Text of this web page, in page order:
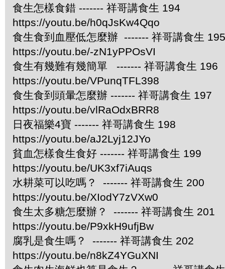
食生怎樣食錯 ------- 祥哥講食生 194
https://youtu.be/h0qJsKw4Qqo
食生食到血壓低怎麼辦 ------- 祥哥講食生 195
https://youtu.be/-zN1yPPOsVI
食生有幾難有幾簡單 ------- 祥哥講食生 196
https://youtu.be/VPunqTFL398
食生食到頭暈怎麼辦 ------- 祥哥講食生 197
https://youtu.be/vlRaOdxBRR8
日夜福樂4寶 ------- 祥哥講食生 198
https://youtu.be/aJ2Lyj12JYo
貧血怎樣食生食好 ------- 祥哥講食生 199
https://youtu.be/UK3xf7iAuqs
水耕菜可以吃嗎？ ------- 祥哥講食生 200
https://youtu.be/XIodY7zVXw0
食生太多糖怎麼辦？ ------- 祥哥講食生 201
https://youtu.be/P9xkH9ufjBw
腐乳是食生嗎？ ------- 祥哥講食生 202
https://youtu.be/n8kZ4YGuXNI